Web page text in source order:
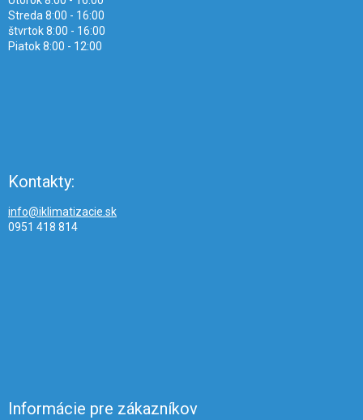
Streda 8:00 - 16:00
štvrtok 8:00 - 16:00
Piatok 8:00 - 12:00
Kontakty:
info@iklimatizacie.sk
0951 418 814
Informácie pre zákazníkov